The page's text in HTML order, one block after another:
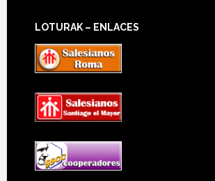
LOTURAK – ENLACES